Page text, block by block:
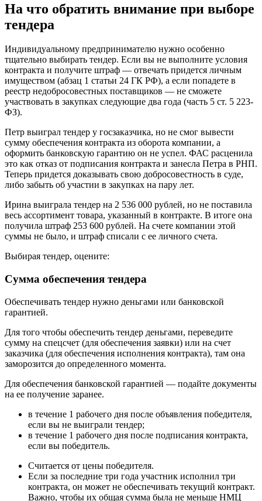
На что обратить внимание при выборе
тендера
Индивидуальному предпринимателю нужно особенно
тщательно выбирать тендер. Если вы не выполните условия
контракта и получите штраф — отвечать придется личным
имуществом (абзац 1 статьи 24 ГК РФ), а если попадете в
реестр недобросовестных поставщиков — не сможете
участвовать в закупках следующие два года (часть 5 ст. 5 223-
ФЗ).
Петр выиграл тендер у госзаказчика, но не смог вывести
сумму обеспечения контракта из оборота компании, а
оформить банковскую гарантию он не успел. ФАС расценила
это как отказ от подписания контракта и занесла Петра в РНП.
Теперь придется доказывать свою добросовестность в суде,
либо забыть об участии в закупках на пару лет.
Ирина выиграла тендер на 2 536 000 рублей, но не поставила
весь ассортимент товара, указанный в контракте. В итоге она
получила штраф 253 600 рублей. На счете компании этой
суммы не было, и штраф списали с ее личного счета.
Выбирая тендер, оцените:
Сумма обеспечения тендера
Обеспечивать тендер нужно деньгами или банковской
гарантией.
Для того чтобы обеспечить тендер деньгами, переведите
сумму на спецсчет (для обеспечения заявки) или на счет
заказчика (для обеспечения исполнения контракта), там она
заморозится до определенного момента.
Для обеспечения банковской гарантией — подайте документы
на ее получение заранее.
в течение 1 рабочего дня после объявления победителя,
если вы не выиграли тендер;
в течение 1 рабочего дня после подписания контракта,
если вы победитель.
Считается от цены победителя.
Если за последние три года участник исполнил три
контракта, он может не обеспечивать текущий контракт.
Важно, чтобы их общая сумма была не меньше НМЦ